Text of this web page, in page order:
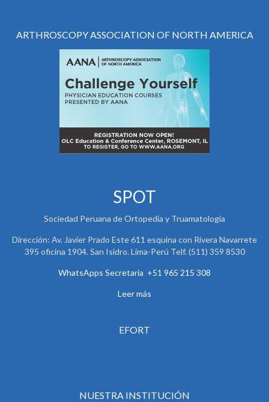
ARTHROSCOPY ASSOCIATION OF NORTH AMERICA
SPOT
Sociedad Peruana de Ortopedia y Truamatología
Dirección: Av. Javier Prado Este 611 esquina con Rivera Navarrete
395 oficina 1904. San Isidro. Lima-Perú Telf. (511) 359 8530
WhatsApps Secretaria +51 965 215 308
Leer más
EFORT
NUESTRA INSTITUCIÓN